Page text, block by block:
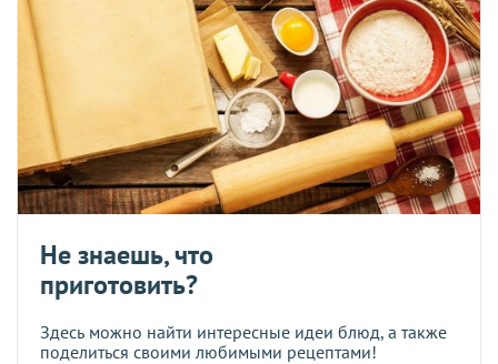
Не знаешь, что
приготовить?
Здесь можно найти интересные идеи блюд, а также
поделиться своими любимыми рецептами!